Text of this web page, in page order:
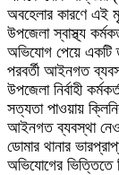
অবহেলার কারণে এই
উপজেলা স্বাস্থ্য
অভিযোগ পেয়ে একটি
পরবর্তী আইনগত
উপজেলা নির্বাহী
সত্যতা পাওয়ায়
আইনগত ব্যবস্থা
ডোমার থানার
অভিযোগের